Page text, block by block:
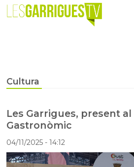
Cultura
Les Garrigues, present
Gastronòmic
04/11/2025- 14:12